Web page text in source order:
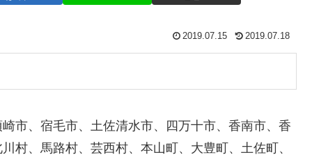
2019.07.15 2019.07.18
市、宿毛市、土佐清水市、四万十市、香南市、香
村、馬路村、芸西村、本山町、大豊町、土佐町、